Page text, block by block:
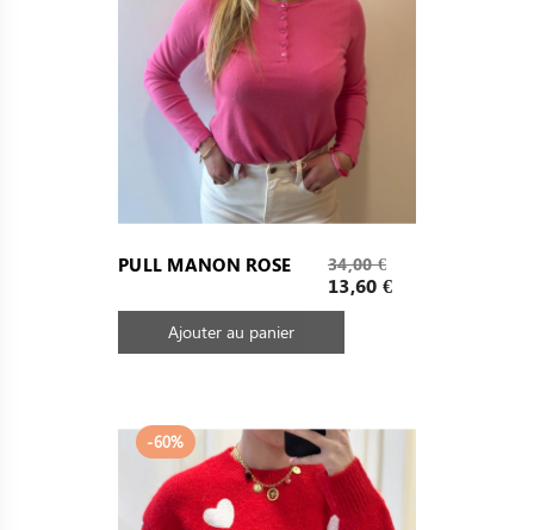
PULL MANON ROSE
Prix
de
base
34,00 €
Prix
13,60 €
Ajouter au panier
-60%